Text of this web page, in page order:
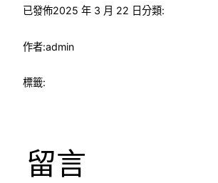
已發佈2025 年 3 月 22 日分類:
作者:admin
標籤:
留言